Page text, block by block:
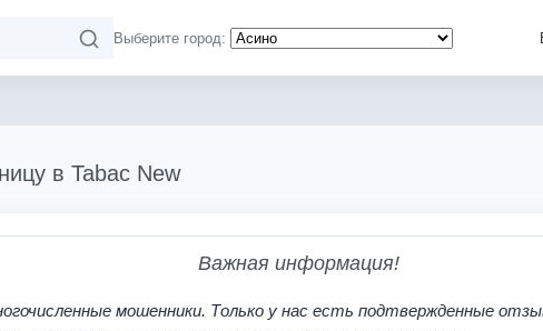
Выберите город:
в Tabac New
Важная информация!
мошенники. Только у нас есть подтвержденные